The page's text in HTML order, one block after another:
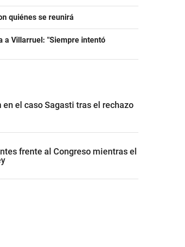
quiénes se reunirá
a Villarruel: "Siempre intentó
el caso Sagasti tras el rechazo
frente al Congreso mientras el